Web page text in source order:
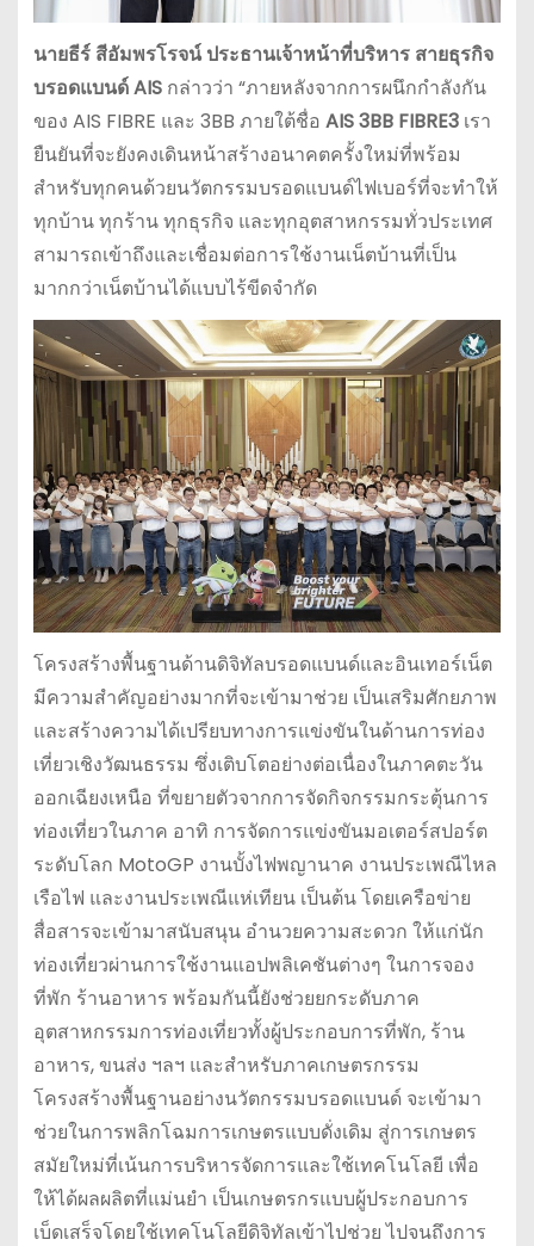
นายธีร์ สีอัมพรโรจน์ ประธานเจ้าหน้าที่บริหาร สายธุรกิจ
บรอดแบนด์AISกล่าวว่า “ภายหลังจากการผนึกกำลังกัน
ของ AIS FIBRE และ 3BB ภายใต้ชื่อ AIS 3BB FIBRE3เรา
ยืนยันที่จะยังคงเดินหน้าสร้างอนาคตครั้งใหม่ที่พร้อม
สำหรับทุกคนด้วยนวัตกรรมบรอดแบนด์ไฟเบอร์ที่จะทำให้
ทุกบ้าน ทุกร้าน ทุกธุรกิจ และทุกอุตสาหกรรมทั่วประเทศ
สามารถเข้าถึงและเชื่อมต่อการใช้งานเน็ตบ้านที่เป็น
มากกว่าเน็ตบ้านได้แบบไร้ขีดจำกัด
โครงสร้างพื้นฐานด้านดิจิทัลบรอดแบนด์และอินเทอร์เน็ต
มีความสำคัญอย่างมากที่จะเข้ามาช่วย เป็นเสริมศักยภาพ
และสร้างความได้เปรียบทางการแข่งขันในด้านการท่อง
เที่ยวเชิงวัฒนธรรม ซึ่งเติบโตอย่างต่อเนื่องในภาคตะวัน
ออกเฉียงเหนือ ที่ขยายตัวจากการจัดกิจกรรมกระตุ้นการ
ท่องเที่ยวในภาค อาทิ การจัดการแข่งขันมอเตอร์สปอร์ต
ระดับโลก MotoGP งานบั้งไฟพญานาค งานประเพณีไหล
เรือไฟ และงานประเพณีแห่เทียน เป็นต้น โดยเครือข่าย
สื่อสารจะเข้ามาสนับสนุน อำนวยความสะดวก ให้แก่นัก
ท่องเที่ยวผ่านการใช้งานแอปพลิเคชันต่างๆ ในการจอง
ที่พัก ร้านอาหาร พร้อมกันนี้ยังช่วยยกระดับภาค
อุตสาหกรรมการท่องเที่ยวทั้งผู้ประกอบการที่พัก, ร้าน
อาหาร, ขนส่ง ฯลฯ และสำหรับภาคเกษตรกรรม
โครงสร้างพื้นฐานอย่างนวัตกรรมบรอดแบนด์ จะเข้ามา
ช่วยในการพลิกโฉมการเกษตรแบบดั่งเดิม สู่การเกษตร
สมัยใหม่ที่เน้นการบริหารจัดการและใช้เทคโนโลยี เพื่อ
ให้ได้ผลผลิตที่แม่นยำ เป็นเกษตรกรแบบผู้ประกอบการ
เบ็ดเสร็จโดยใช้เทคโนโลยีดิจิทัลเข้าไปช่วย ไปจนถึงการ